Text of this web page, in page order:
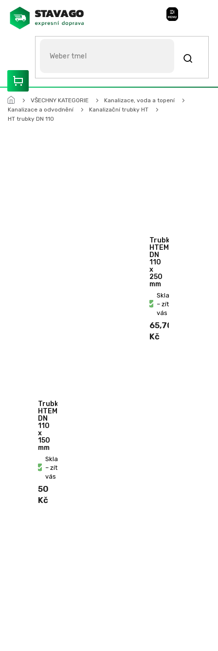
obsah
ROZVÁŽÍME OLOMOUCKO, SVITAVSKO, ŠUMPERSKO, BRNO,
PARDUBICE, HRADEC KRÁLOVÉ
VŠECHNY KATEGORIE
Kanalizace, voda a topení
Kanalizace a odvodnění
Kanalizační trubky HT
HT trubky DN 110
Trubka
HTEM
DN
110
x
250
mm
Skladem
– zítra u
vás
65,70
Kč
Trubka
HTEM
DN
110
x
150
mm
Skladem
– zítra u
vás
50
Kč
Stavago Podpora